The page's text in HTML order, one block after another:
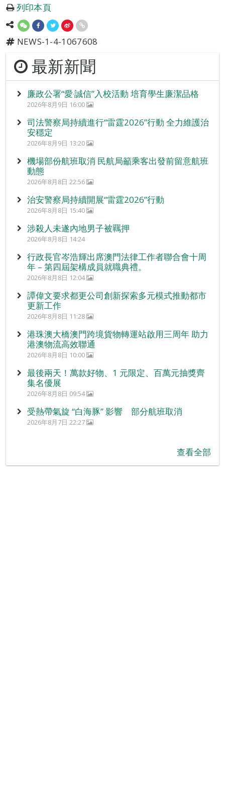
列印本頁
NEWS-1-4-1067608
最新新聞
廉政公署“愛‧誠信”入校活動 培育學生廉潔品格
2026年8月9日 16:00
司法警察局持續進行“雷霆2026”行動 全力維護治
安穩定
2026年8月9日 13:20
機場部份航班取消 民航局籲乘客出發前留意航班
動態
2026年8月8日 22:56
治安警察局持續開展“雷霆2026”行動
2026年8月8日 15:40
涉殺人未遂內地男子被羈押
2026年8月8日 14:24
行政長官岑浩輝出席澳門法律工作者聯合會十周
年 – 第四屆架構成員就職典禮。
2026年8月8日 12:04
譚偉文要求都更公司創新探索多元模式推動都市
更新工作
2026年8月8日 11:28
港珠澳大橋澳門跨境貨物轉運站啟用三周年 助力
港澳物流高效聯通
2026年8月8日 10:00
最後兩天！萬款好物、1 元限定、百萬元抽獎齊
集名優展
2026年8月8日 09:54
受熱帶氣旋 “白海豚” 影響 部分航班取消
2026年8月7日 22:27
查看全部